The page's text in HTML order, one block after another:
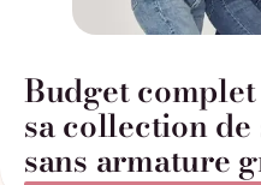
Budget
sa collection
sans armature